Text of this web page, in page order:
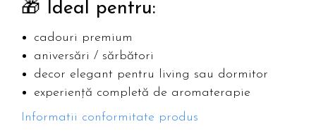
🎁 Ideal pentru:
cadouri premium
aniversări / sărbători
decor elegant pentru living sau dormitor
experiență completă de aromaterapie
Informatii conformitate produs